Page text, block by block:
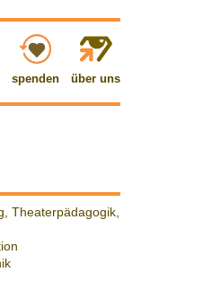
spenden über uns
Theaterpädagogik,